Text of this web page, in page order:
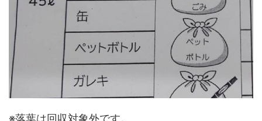
※落葉は回収対象外です。